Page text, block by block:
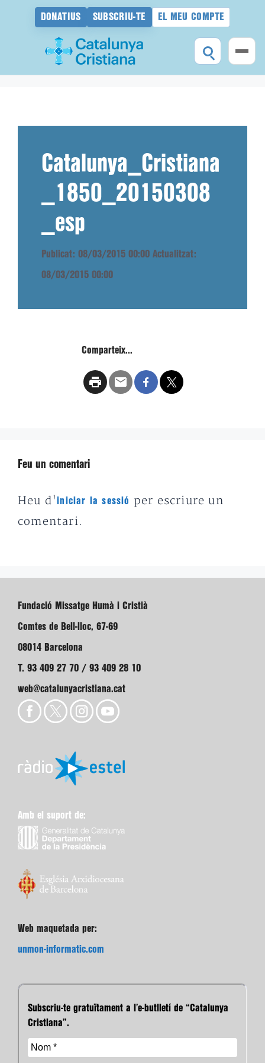
DONATIUS SUBSCRIU-TE EL MEU COMPTE
Catalunya_Cristiana
_1850_20150308
_esp
Publicat: 08/03/2015 00:00 Actualitzat:
08/03/2015 00:00
Comparteix...
Feu un comentari
Heu d'iniciar la sessió
per escriure un
comentari.
Fundació Missatge Humà i Cristià
Comtes de Bell-lloc, 67-69
08014 Barcelona
T. 93 409 27 70 / 93 409 28 10
web@catalunyacristiana.cat
Amb el suport de:
Web maquetada per:
unmon-informatic.com
Subscriu-te gratuïtament a l’e-butlletí de “Catalunya
Cristiana”.